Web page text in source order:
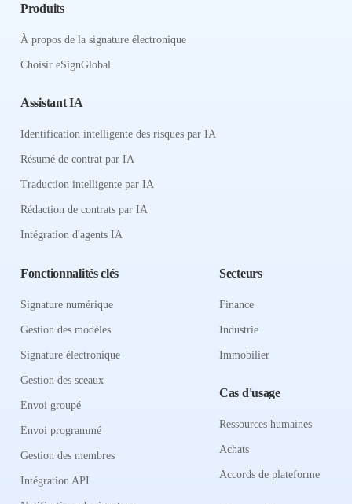
Produits
À propos de la signature électronique
Choisir eSignGlobal
Assistant IA
Identification intelligente des risques par IA
Résumé de contrat par IA
Traduction intelligente par IA
Rédaction de contrats par IA
Intégration d'agents IA
Fonctionnalités clés
Signature numérique
Gestion des modèles
Signature électronique
Gestion des sceaux
Envoi groupé
Envoi programmé
Gestion des membres
Intégration API
Secteurs
Finance
Industrie
Immobilier
Cas d'usage
Ressources humaines
Achats
Accords de plateforme